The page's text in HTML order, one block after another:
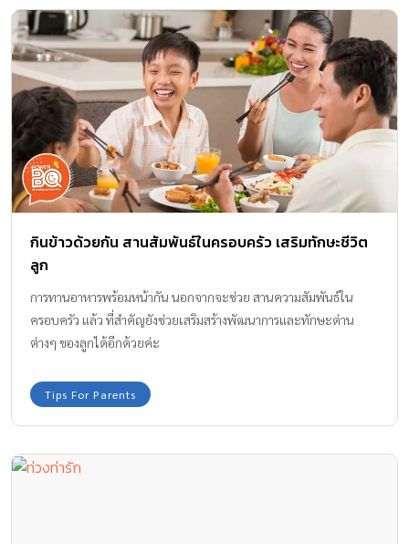
กินข้าวด้วยกัน สานสัมพันธ์ในครอบครัว เสริมทักษะชีวิต
ลูก
การทานอาหารพร้อมหน้ากัน นอกจากจะช่วย สานความสัมพันธ์ใน
ครอบครัว แล้ว ที่สำคัญยังช่วยเสริมสร้างพัฒนาการและทักษะด่าน
ต่างๆ ของลูกได้อีกด้วยค่ะ
Tips For Parents